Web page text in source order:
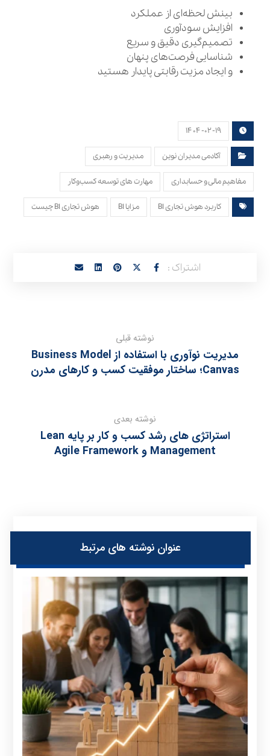
بینش لحظه‌ای از عملکرد
افزایش سودآوری
تصمیم‌گیری دقیق و سریع
شناسایی فرصت‌های پنهان
و ایجاد مزیت رقابتی پایدار هستید
۱۴۰۴-۰۲-۱۹
آکادمی مدیران نوین مدیریت و رهبری
مفاهیم مالی و حسابداری مهارت های توسعه کسب‌وکار
کاربرد هوش تجاری BI مزایا BI هوش تجاری BI چیست
نوشته قبلی
مدیریت نوآوری با استفاده از Business Model
Canvas؛ ساختار موفقیت کسب‌ و کارهای مدرن
نوشته بعدی
استراتژی‌ های رشد کسب‌ و کار بر پایه Lean
Management و Agile Framework
عنوان ‫نوشته های مرتبط